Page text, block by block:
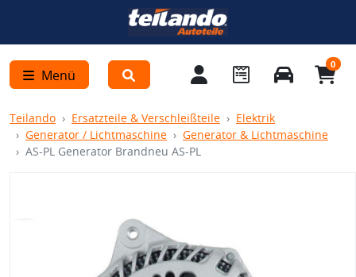
Menü
0
Teilando Ersatzteile & Verschleißteile
Elektrik
Generator / Lichtmaschine
Generator & Lichtmaschine
AS-PL Generator Brandneu AS-PL